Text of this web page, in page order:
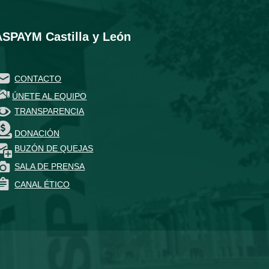
Castilla y León
CONTACTO
ÚNETE AL EQUIPO
TRANSPARENCIA
DONACIÓN
BUZÓN DE QUEJAS
SALA DE PRENSA
CANAL ÉTICO